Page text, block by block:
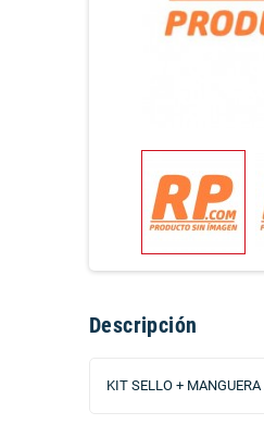
Descripción
KIT SELLO +